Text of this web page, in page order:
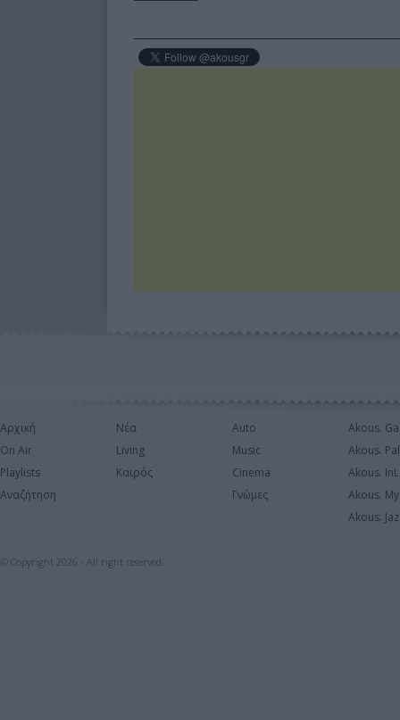
Αρχική
On Air
Playlists
Αναζήτηση
Νέα
Living
Καιρός
Auto
Music
Cinema
Γνώμες
Akous.
Akous.
Akous.
Akous.
Akous.
© Copyright 2026 - All right reserved.